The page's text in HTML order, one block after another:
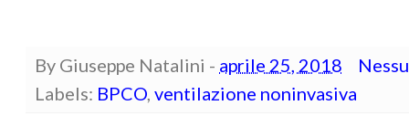
By Giuseppe Natalini - aprile 25, 2018
Labels: BPCO, ventilazione noninvasiva